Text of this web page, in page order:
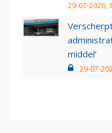
29-07-2026,
middel’
29-07-